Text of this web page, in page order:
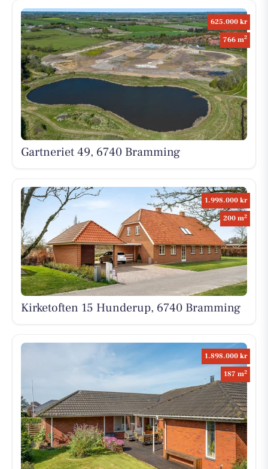
625.000 kr
766 m2
Gartneriet 49, 6740 Bramming
1.998.000 kr
200 m2
Kirketoften 15 Hunderup, 6740 Bramming
1.898.000 kr
187 m2